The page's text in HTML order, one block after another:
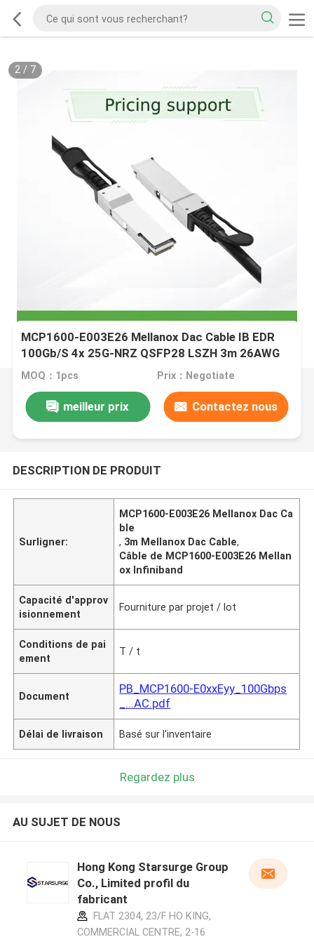
2/ 7
MCP1600-E003E26 Mellanox Dac Cable IB EDR
100Gb/S 4x 25G-NRZ QSFP28 LSZH 3m 26AWG
MOQ：1pcs Prix：Negotiate
meilleur prix Contactez nous
DESCRIPTION DE PRODUIT
Surligner:
MCP1600-E003E26 Mellanox Dac Ca
ble
, 3m Mellanox Dac Cable,
Câble de MCP1600-E003E26 Mellan
ox Infiniband
Capacité d'approv
isionnement
Fourniture par projet / lot
Conditions de pai
ement
T / t
Document
PB_MCP1600-E0xxEyy_100Gbps
_...AC.pdf
Délai de livraison Basé sur l'inventaire
Regardez plus
AU SUJET DE NOUS
Hong Kong Starsurge Group
Co., Limited profil du
fabricant
FLAT 2304, 23/F HO KING,
COMMERCIAL CENTRE, 2-16